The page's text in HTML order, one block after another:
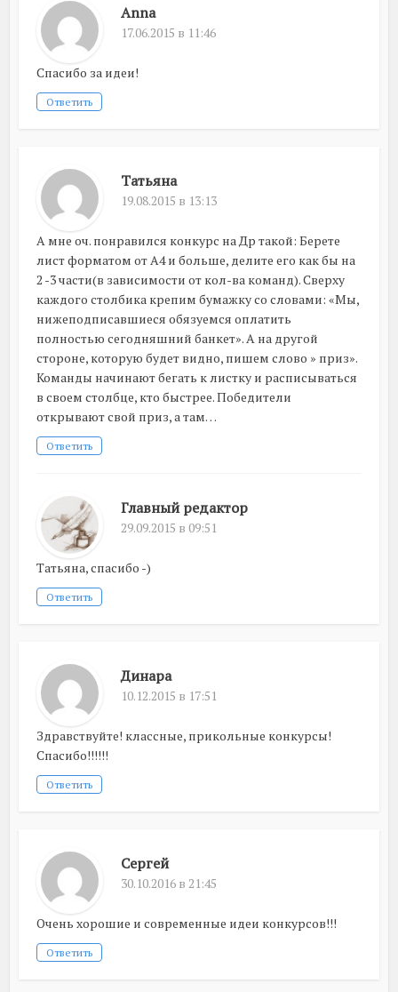
Anna
17.06.2015 в 11:46
Спасибо за идеи!
Ответить
Татьяна
19.08.2015 в 13:13
А мне оч. понравился конкурс на Др такой: Берете
лист форматом от А4 и больше, делите его как бы на
2 -3 части(в зависимости от кол-ва команд). Сверху
каждого столбика крепим бумажку со словами: «Мы,
нижеподписавшиеся обязуемся оплатить
полностью сегодняшний банкет». А на другой
стороне, которую будет видно, пишем слово » приз».
Команды начинают бегать к листку и расписываться
в своем столбце, кто быстрее. Победители
открывают свой приз, а там…
Ответить
Главный редактор
29.09.2015 в 09:51
Татьяна, спасибо -)
Ответить
Динара
10.12.2015 в 17:51
Здравствуйте! классные, прикольные конкурсы!
Спасибо!!!!!!
Ответить
Сергей
30.10.2016 в 21:45
Очень хорошие и современные идеи конкурсов!!!
Ответить